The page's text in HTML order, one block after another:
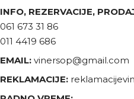
INFO, REZERVACIJE,
061 673 31 86
011 4419 686
EMAIL: vinersop@gmail.com
REKLAMACIJE: